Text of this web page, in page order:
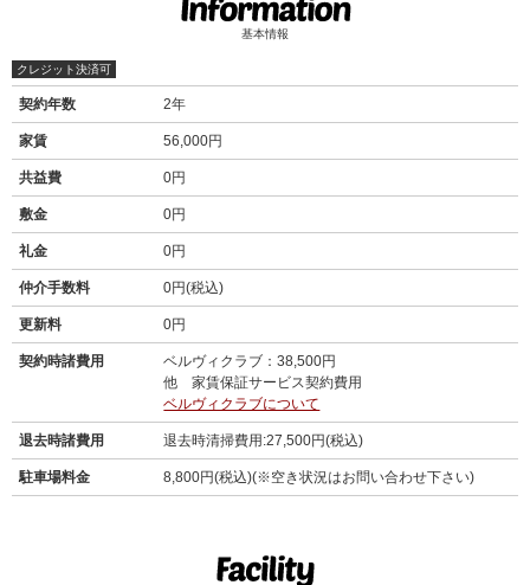
基本情報
クレジット決済可
契約年数 2年
家賃 56,000円
共益費 0円
敷金 0円
礼金 0円
仲介手数料 0円(税込)
更新料 0円
契約時諸費用
ベルヴィクラブ：38,500円
他 家賃保証サービス契約費用
ベルヴィクラブについて
退去時諸費用 退去時清掃費用:27,500円(税込)
駐車場料金 8,800円(税込)(※空き状況はお問い合わせ下さい)